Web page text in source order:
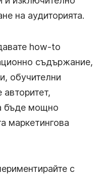
на аудиторията.
how-to
съдържание,
обучителни
авторитет,
бъде мощно
маркетингова
с